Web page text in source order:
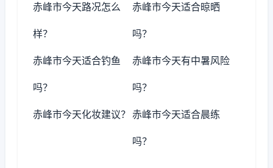
赤峰市今天路况怎么
样？
赤峰市今天适合晾晒
吗？
赤峰市今天适合钓鱼
吗？
赤峰市今天有中暑风险
吗？
赤峰市今天化妆建议？ 赤峰市今天适合晨练
吗？